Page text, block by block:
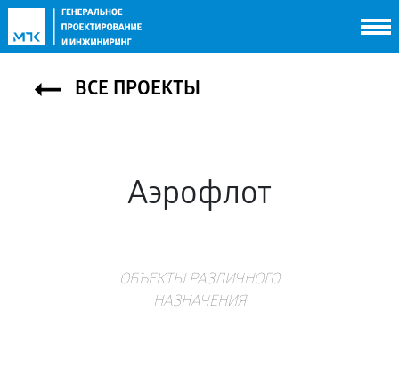
РЕКОМЕНДАЦИИ
ВСЕ ПРОЕКТЫ
Аэрофлот
ОБЪЕКТЫ РАЗЛИЧНОГО
НАЗНАЧЕНИЯ